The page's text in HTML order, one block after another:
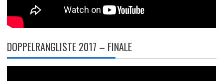
DOPPELRANGLISTE 2017 – FINALE